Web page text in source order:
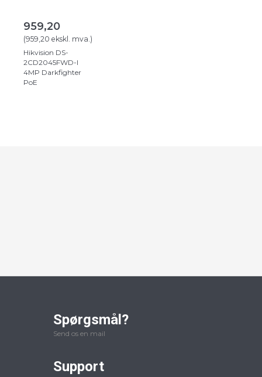
959,20
(959,20 ekskl. mva.)
Hikvision DS-
2CD2045FWD-I
4MP Darkfighter
PoE
Spørgsmål?
Send os en mail
Support